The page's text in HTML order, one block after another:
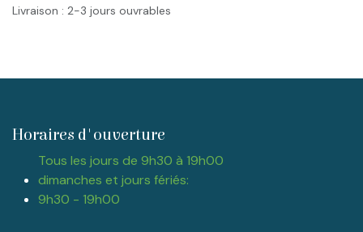
Livraison : 2-3 jours ouvrables
Horaires d'ouverture
Tous les jours de 9h30 à 19h00
dimanches et jours fériés:
9h30 - 19h00